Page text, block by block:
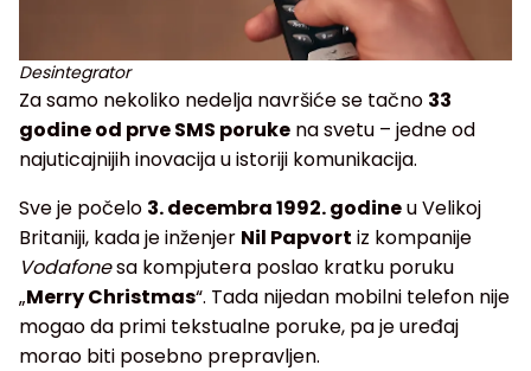
Desintegrator
Za samo nekoliko nedelja navršiće se tačno 33
godine od prve SMS poruke na svetu – jedne od
najuticajnijih inovacija u istoriji komunikacija.
Sve je počelo 3. decembra 1992. godineu Velikoj
Britaniji, kada je inženjer Nil Papvort iz kompanije
Vodafonesa kompjutera poslao kratku poruku
„Merry Christmas“. Tada nijedan mobilni telefon nije
mogao da primi tekstualne poruke, pa je uređaj
morao biti posebno prepravljen.